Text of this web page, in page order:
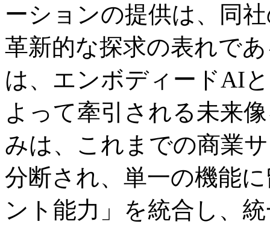
ーションの提供は、同
革新的な探求の表れで
は、エンボディードAI
よって牽引される未来
みは、これまでの商業
分断され、単一の機能
ント能力」を統合し、